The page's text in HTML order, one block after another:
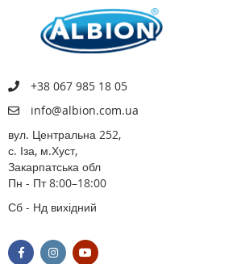
+38 067 985 18 05
info@albion.com.ua
вул. Центральна 252,
с. Іза, м.Хуст,
Закарпатська обл
Пн - Пт 8:00–18:00
Сб - Нд вихідний